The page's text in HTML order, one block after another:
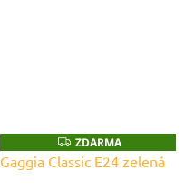
Z
D
A
ZDARMA
Gaggia Classic E24 zelená